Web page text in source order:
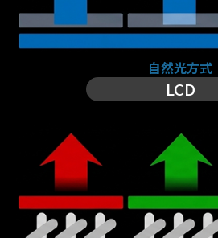
自然光方式
LCD